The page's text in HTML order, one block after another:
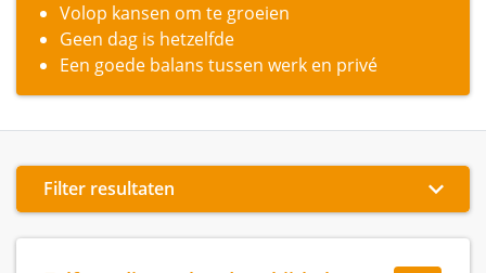
Volop kansen om te groeien
Geen dag is hetzelfde
Een goede balans tussen werk en privé
Filter resultaten